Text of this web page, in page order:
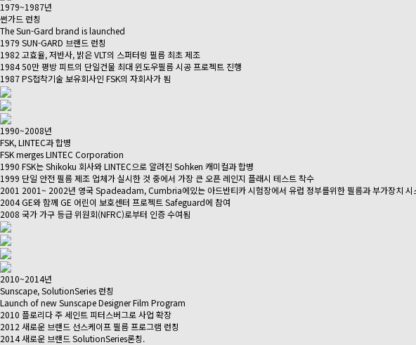
1979~1987년
썬가드 런칭
The Sun-Gard brand is launched
1979 SUN-GARD 브랜드 런칭
1982 고효율, 저반사, 밝은 VLT의 스퍼터링 필름 최초 제조
1984 50만 평방 피트의 단일건물 최대 윈도우필름 시공 프로젝트 진행
1987 PS접착기술 보유회사인 FSK의 자회사가 됨
1990~2008년
FSK, LINTEC과 합병
FSK merges LINTEC Corporation
1990 FSK는 Shikoku 회사와 LINTEC으로 알려진 Sohken 캐미컬과 합병
1999 단일 안전 필름 제조 업체가 실시한 것 중에서 가장 큰 오픈 레인지 플래시 테스트 착수
2001 2001~ 2002년 영국 Spadeadam, Cumbria에있는 아드반티카 시험장에서 유럽 정부를위한 필름과 부가장치 시
2004 GE와 함께 GE 어린이 보호센터 프로젝트 Safeguard에 참여
2008 국가 가구 등급 위원회(NFRC)로부터 인증 수여됨
2010~2014년
Sunscape, SolutionSeries 런칭
Launch of new Sunscape Designer Film Program
2010 플로리다 주 세인트 피터스버그로 사업 확장
2012 새로운 브랜드 선스케이프 필름 프로그램 런칭
2014 새로운 브랜드 SolutionSeries론칭.